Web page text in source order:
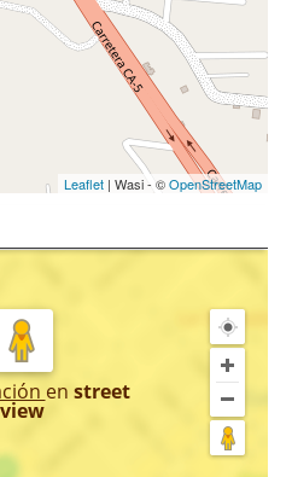
Leaflet | Wasi - ©OpenStreetMap
en street
view